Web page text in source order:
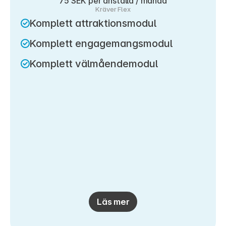
Kräver Flex
Komplett attraktionsmodul
Komplett engagemangsmodul
Komplett välmåendemodul
Läs mer